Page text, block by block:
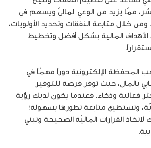
ممّا يزيد من الوعي الماليّ ويسهم في
ومن خلال متابعة النفقات وتحديد الأولويات،
الأهداف المالية بشكل أفضل وتخطيط
المحفظة الإلكترونية دوراً مهمّاً في
بالمال، حيث توفر فرصة للتوفير
فعالية وذكاء. فعندما يكون لديك رؤية
وتستطيع متابعة تطورها بسهولة؛
القرارات الماليّة الصحيحة وتبني